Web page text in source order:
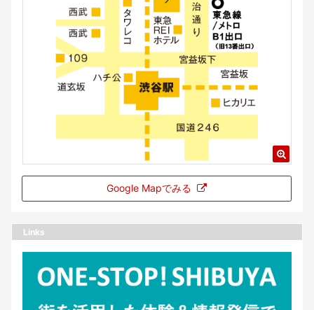
Google Mapでみる
Links